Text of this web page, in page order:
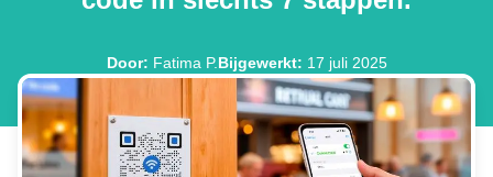
Door: Fatima P.Bijgewerkt: 17 juli 2025